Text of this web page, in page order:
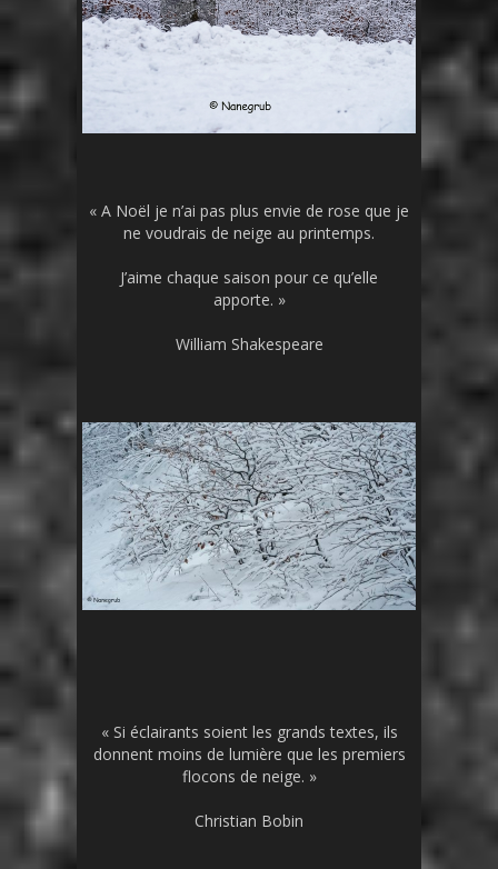
« A Noël je n’ai pas plus envie de rose que je
ne voudrais de neige au printemps.
J’aime chaque saison pour ce qu’elle
apporte. »
William Shakespeare
« Si éclairants soient les grands textes, ils
donnent moins de lumière que les premiers
flocons de neige. »
Christian Bobin